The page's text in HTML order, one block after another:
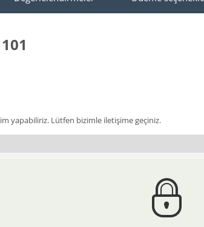
yapabiliriz. Lütfen bizimle iletişime geçiniz.